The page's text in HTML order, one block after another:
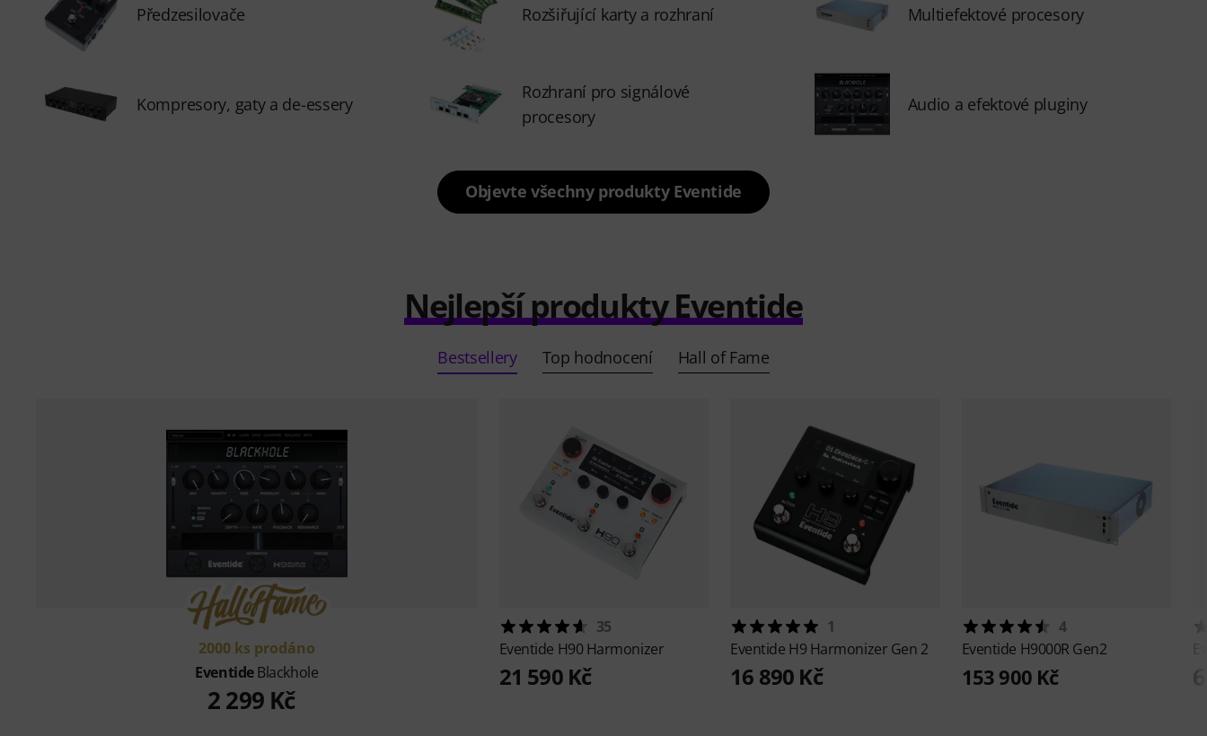
Předzesilovače Rozšiřující karty a rozhraní Multiefektové procesory
Kompresory, gaty a de-essery
Rozhraní pro signálové
procesory
Audio a efektové pluginy
Objevte všechny produkty Eventide
Nejlepší produkty Eventide
Bestsellery Top hodnocení Hall of Fame
2000 ks prodáno
EventideBlackhole
2 299 Kč
35
Eventide H90 Harmonizer
21 590 Kč
1
Eventide H9 Harmonizer Gen 2
16 890 Kč
4
Eventide H9000R Gen2
153 900 Kč